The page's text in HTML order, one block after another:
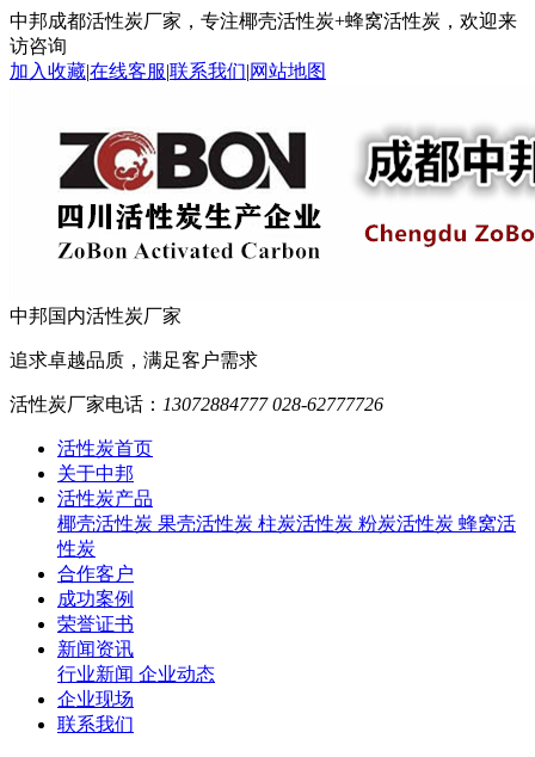
中邦成都活性炭厂家，专注椰壳活性炭+蜂窝活性炭，欢迎来
访咨询
加入收藏|在线客服|联系我们|网站地图
中邦国内活性炭厂家
追求卓越品质，满足客户需求
活性炭厂家电话： 13072884777 028-62777726
活性炭首页
关于中邦
活性炭产品
椰壳活性炭 果壳活性炭 柱炭活性炭 粉炭活性炭 蜂窝活
性炭
合作客户
成功案例
荣誉证书
新闻资讯
行业新闻 企业动态
企业现场
联系我们